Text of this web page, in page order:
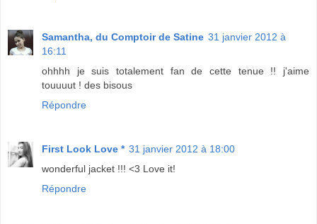
Samantha, du Comptoir de Satine 31 janvier 2012 à
16:11
ohhhh je suis totalement fan de cette tenue !! j'aime
touuuut ! des bisous
Répondre
First Look Love * 31 janvier 2012 à 18:00
wonderful jacket !!! <3 Love it!
Répondre